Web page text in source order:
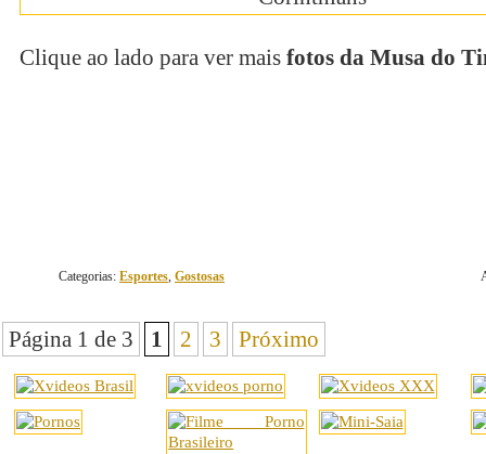
Clique ao lado para ver mais fotos da Musa do
Categorias: Esportes, Gostosas
Página 1 de 3 1 2 3 Próximo